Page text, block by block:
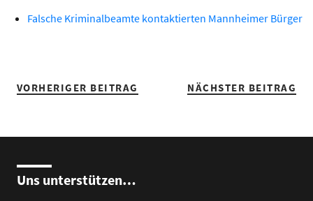
Falsche Kriminalbeamte kontaktierten Mannheimer Bürger
VORHERIGER BEITRAG NÄCHSTER BEITRAG
Uns unterstützen…